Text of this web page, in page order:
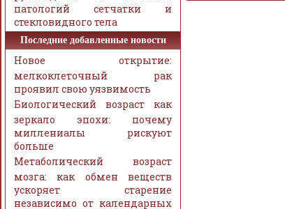
патологий сетчатки и
стекловидного тела
Последние добавленные новости
Новое открытие:
мелкоклеточный рак
проявил свою уязвимость
Биологический возраст как
зеркало эпохи: почему
миллениалы рискуют
больше
Метаболический возраст
мозга: как обмен веществ
ускоряет старение
независимо от календарных